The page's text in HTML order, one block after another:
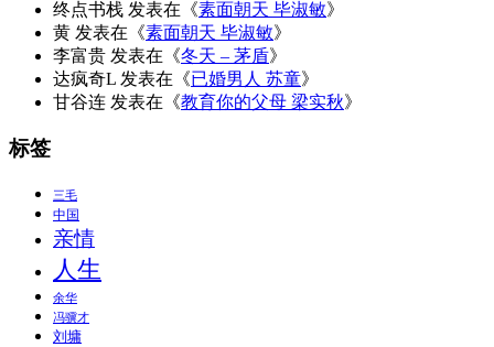
终点书栈 发表在《素面朝天 毕淑敏》
黄 发表在《素面朝天 毕淑敏》
李富贵 发表在《冬天 – 茅盾》
达疯奇L 发表在《已婚男人 苏童》
甘谷连 发表在《教育你的父母 梁实秋》
标签
三毛
中国
亲情
人生
余华
冯骥才
刘墉